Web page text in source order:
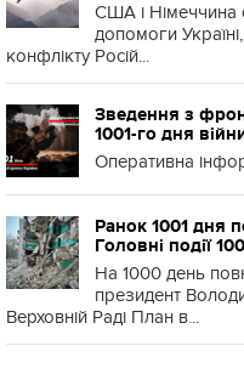
США і Німеччина
допомоги
конфлікту Росій...
Зведення з
1001-го дня
Оперативна
Ранок 1001 дня
Головні події
На 1000 день
президент
Верховній Раді План в...